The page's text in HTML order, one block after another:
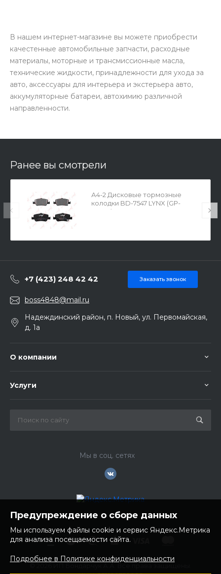
В нашем интернет-магазине вы можете приобрести
качестенные автомобильные запчасти, расходные
материалы, моторные и трансмиссионные масла,
технические жидкости, принадлежности для ухода за
авто, аксессуары для интерьера и экстерьера авто,
аккумуляторные батареи, автохимию различной
направленности.
Ранее вы смотрели
А4-2 Дисковые тормозные
колодки BD-7547 LYNX (GP-
02299)
+7 (423) 248 42 42 Заказать звонок
boss4848@mail.ru
Надеждинский район, п. Новый, ул. Первомайская,
д. 1а
О компании
Услуги
Мы в соц. сетях
Предупреждение о сборе данных
Мы используем файлы cookie и сервис Яндекс.Метрика
для анализа посещаемости сайта.
Подробнее в Политике конфиденциальности